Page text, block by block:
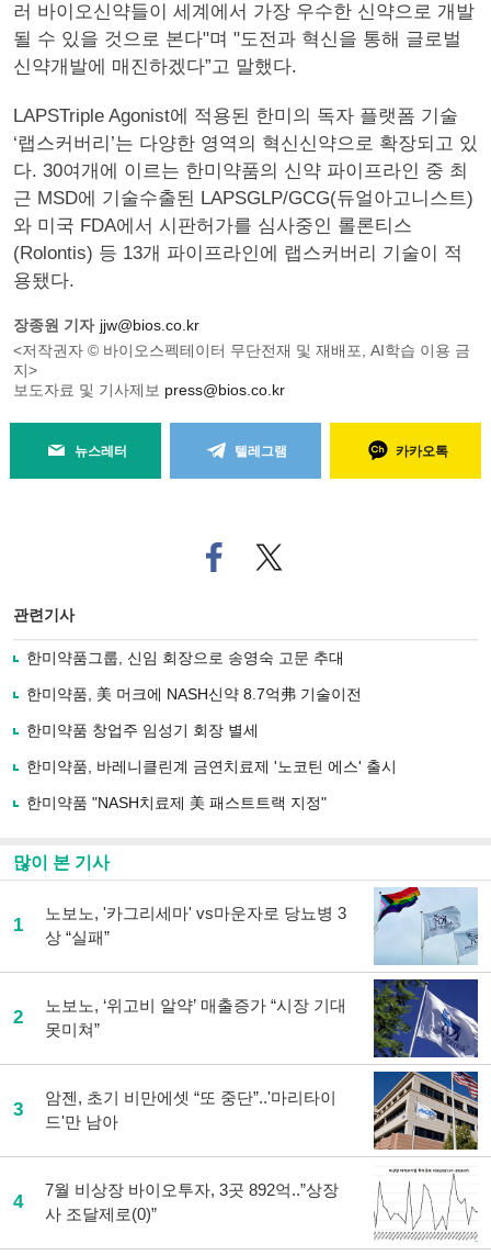
러 바이오신약들이 세계에서 가장 우수한 신약으로 개발
될 수 있을 것으로 본다"며 "도전과 혁신을 통해 글로벌
신약개발에 매진하겠다”고 말했다.
LAPSTriple Agonist에 적용된 한미의 독자 플랫폼 기술
‘랩스커버리’는 다양한 영역의 혁신신약으로 확장되고 있
다. 30여개에 이르는 한미약품의 신약 파이프라인 중 최
근 MSD에 기술수출된 LAPSGLP/GCG(듀얼아고니스트)
와 미국 FDA에서 시판허가를 심사중인 롤론티스
(Rolontis) 등 13개 파이프라인에 랩스커버리 기술이 적
용됐다.
장종원 기자 jjw@bios.co.kr
<저작권자 © 바이오스펙테이터 무단전재 및 재배포, AI학습 이용 금
지>
보도자료 및 기사제보 press@bios.co.kr
뉴스레터 텔레그램 카카오톡
페
이
로
기
사
유
기
트위
터로
관련기사
한미약품그룹, 신임 회장으로 송영숙 고문 추대
한미약품, 美 머크에 NASH신약 8.7억弗 기술이전
한미약품 창업주 임성기 회장 별세
한미약품, 바레니클린계 금연치료제 '노코틴 에스' 출시
한미약품 "NASH치료제 美 패스트트랙 지정"
많이 본 기사
1
노보노, '카그리세마' vs마운자로 당뇨병 3
상 “실패”
2
노보노, ‘위고비 알약’ 매출증가 “시장 기대
못미쳐”
3
암젠, 초기 비만에셋 “또 중단”..'마리타이
드'만 남아
4
7월 비상장 바이오투자, 3곳 892억..”상장
사 조달제로(0)”